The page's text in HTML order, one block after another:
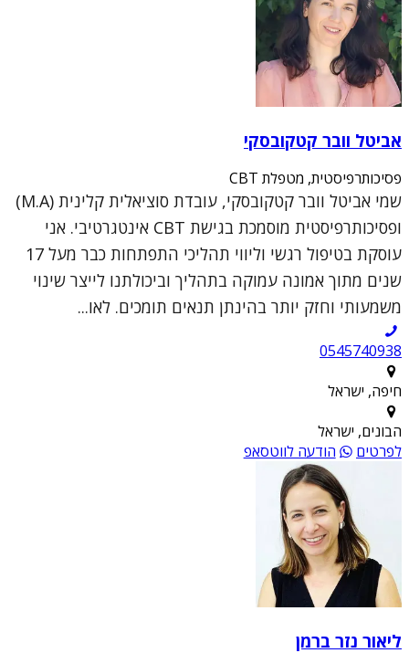
אביטל וובר קטקובסקי
פסיכותרפיסטית, מטפלת CBT
שמי אביטל וובר קטקובסקי, עובדת סוציאלית קלינית (M.A)
ופסיכותרפיסטית מוסמכת בגישת CBT אינטגרטיבי. אני
עוסקת בטיפול רגשי וליווי תהליכי התפתחות כבר מעל 17
שנים מתוך אמונה עמוקה בתהליך וביכולתנו לייצר שינוי
משמעותי וחזק יותר בהינתן תנאים תומכים. לאו...
0545740938
חיפה, ישראל
הבונים, ישראל
לפרטים
הודעה לווטסאפ
ליאור נזר ברמן